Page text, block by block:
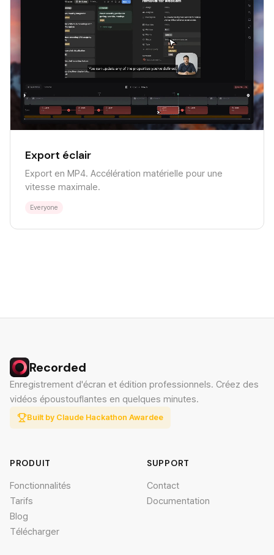
Export éclair
Export en MP4. Accélération matérielle pour une
vitesse maximale.
Everyone
Recorded
Enregistrement d'écran et édition professionnels. Créez des
vidéos époustouflantes en quelques minutes.
Built by Claude Hackathon Awardee
PRODUIT
Fonctionnalités
Tarifs
Blog
Télécharger
SUPPORT
Contact
Documentation